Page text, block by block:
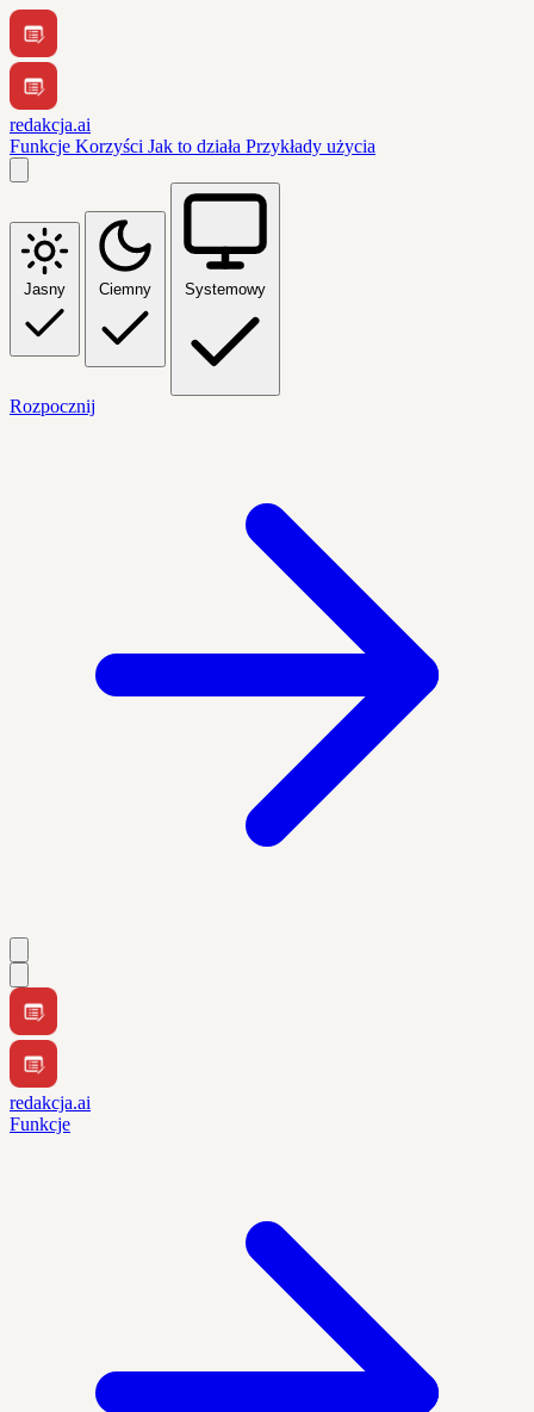
redakcja.ai
Funkcje Korzyści Jak to działa Przykłady użycia
Jasny Ciemny Systemowy
Rozpocznij
redakcja.ai
Funkcje